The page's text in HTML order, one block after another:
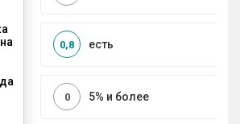
есть
0,8
5% и более
0